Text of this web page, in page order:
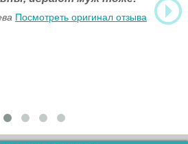
Посмотреть оригинал отзыва